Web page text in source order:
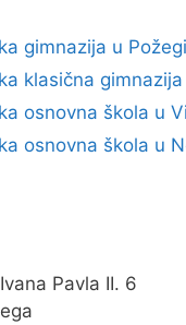
gimnazija u Požegi
klasična
osnovna škola u
osnovna škola u
Pavla II. 6